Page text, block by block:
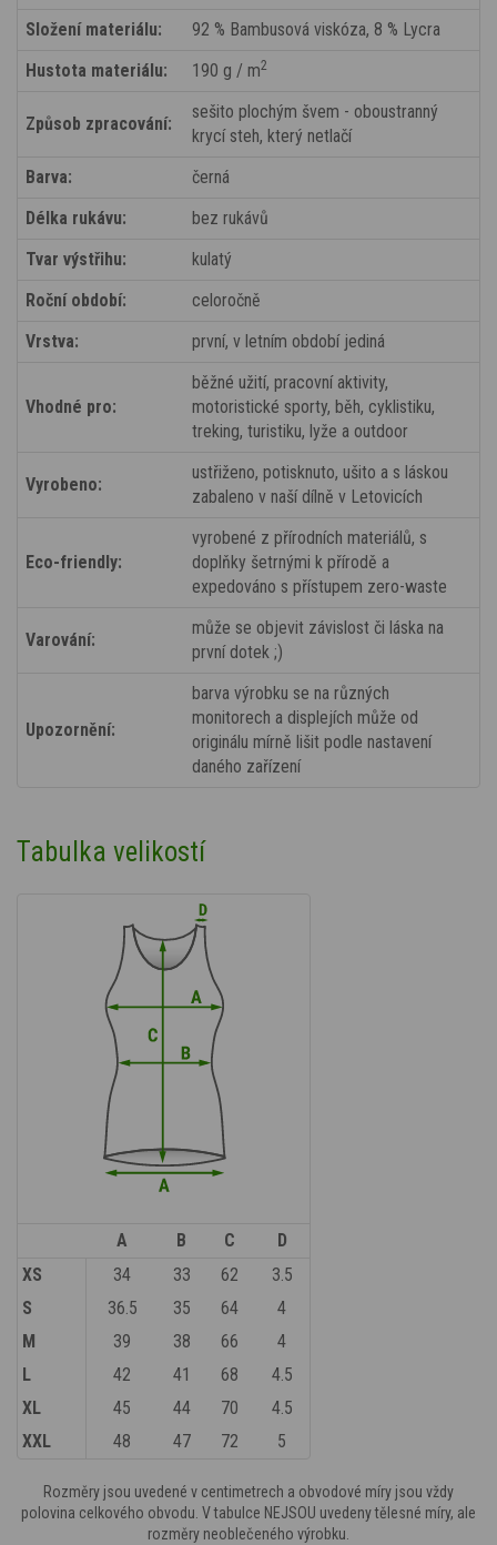
Složení materiálu:
92 % Bambusová viskóza, 8 % Lycra
Hustota materiálu:
190 g / m2
Způsob zpracování:
sešito plochým švem - oboustranný
krycí steh, který netlačí
Barva:
černá
Délka rukávu:
bez rukávů
Tvar výstřihu:
kulatý
Roční období:
celoročně
Vrstva:
první, v letním období jediná
Vhodné pro:
běžné užití, pracovní aktivity,
motoristické sporty, běh, cyklistiku,
treking, turistiku, lyže a outdoor
Vyrobeno:
ustřiženo, potisknuto, ušito a s láskou
zabaleno v naší dílně v Letovicích
Eco-friendly:
vyrobené z přírodních materiálů, s
doplňky šetrnými k přírodě a
expedováno s přístupem zero-waste
Varování:
může se objevit závislost či láska na
první dotek ;)
Upozornění:
barva výrobku se na různých
monitorech a displejích může od
originálu mírně lišit podle nastavení
daného zařízení
Tabulka velikostí
A B C
D
XS
34 33 62
3.5
S
36.5 35 64
4
M
39 38 66
4
L
42 41 68
4.5
XL
45 44 70
4.5
XXL
48 47 72 5
Rozměry jsou uvedené v centimetrech a obvodové míry jsou vždy
polovina celkového obvodu. V tabulce NEJSOU uvedeny tělesné míry, ale
rozměry neoblečeného výrobku.